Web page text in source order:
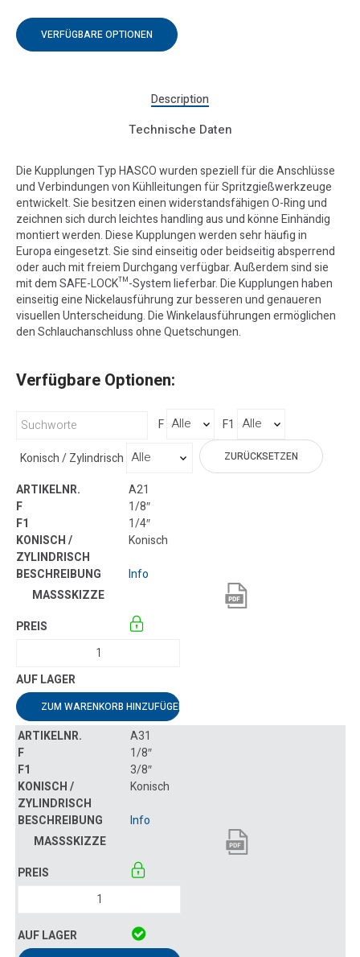
VERFÜGBARE OPTIONEN
Description
Technische Daten
Die Kupplungen Typ HASCO wurden speziell für die Anschlüsse
und Verbindungen von Kühlleitungen für Spritzgießwerkzeuge
entwickelt. Sie besitzen einen widerstandsfähigen O-Ring und
zeichnen sich durch leichtes handling aus und könne Einhändig
montiert werden. Diese Kupplungen werden sehr häufig in
Europa eingesetzt. Sie sind einseitig oder beidseitig absperrend
oder auch mit freiem Durchgang verfügbar. Außerdem sind sie
mit dem SAFE-LOCK™-System lieferbar. Die Kupplungen haben
einseitig eine Nickelausführung zur besseren und genaueren
visuellen Unterscheidung. Die Winkelausführungen ermöglichen
den Schlauchanschluss ohne Quetschungen.
Verfügbare Optionen:
F
F1
Konisch / Zylindrisch
ZURÜCKSETZEN
A21
1/8″
1/4″
Konisch
Info
ZUM WARENKORB HINZUFÜGEN
A31
1/8″
3/8″
Konisch
Info